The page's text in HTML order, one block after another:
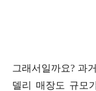
그래서일까요? 과
델리 매장도 규모